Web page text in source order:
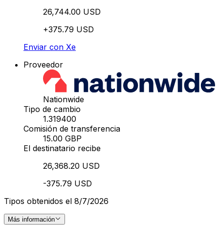
26,744.00 USD
+375.79 USD
Enviar con Xe
Proveedor
Nationwide
Tipo de cambio
1.319400
Comisión de transferencia
15.00 GBP
El destinatario recibe
26,368.20 USD
-375.79 USD
Tipos obtenidos el 8/7/2026
Más información